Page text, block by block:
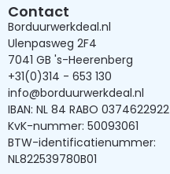
Contact
Borduurwerkdeal.nl
Ulenpasweg 2F4
7041 GB 's-Heerenberg
+31(0)314 - 653 130
info@borduurwerkdeal.nl
IBAN: NL 84 RABO 0374622922
KvK-nummer: 50093061
BTW-identificatienummer:
NL822539780B01